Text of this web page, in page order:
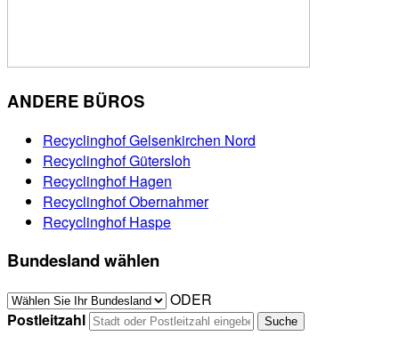
ANDERE BÜROS
Recyclinghof Gelsenkirchen Nord
Recyclinghof Gütersloh
Recyclinghof Hagen
Recyclinghof Obernahmer
Recyclinghof Haspe
Bundesland wählen
ODER
Postleitzahl